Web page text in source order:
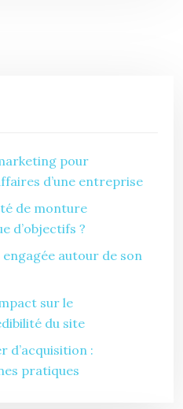
pour
d’une entreprise
de monture
d’objectifs ?
autour de son
sur le
du site
d’acquisition :
pratiques